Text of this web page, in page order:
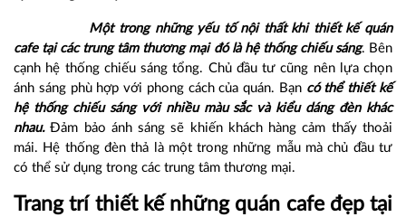
Một trong những yếu tố nội thất khi thiết kế quán
cafe tại các trung tâm thương mại đó là hệ thống chiếu sáng. Bên
cạnh hệ thống chiếu sáng tổng. Chủ đầu tư cũng nên lựa chọn
ánh sáng phù hợp với phong cách của quán. Bạn có thể thiết kế
hệ thống chiếu sáng với nhiều màu sắc và kiểu dáng đèn khác
nhau.Đảm bảo ánh sáng sẽ khiến khách hàng cảm thấy thoải
mái. Hệ thống đèn thả là một trong những mẫu mà chủ đầu tư
có thể sử dụng trong các trung tâm thương mại.
Trang trí thiết kế những quán cafe đẹp tại